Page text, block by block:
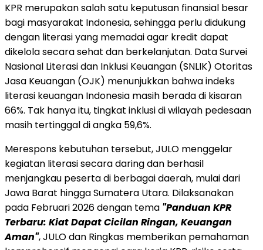
KPR merupakan salah satu keputusan finansial besar
bagi masyarakat Indonesia, sehingga perlu didukung
dengan literasi yang memadai agar kredit dapat
dikelola secara sehat dan berkelanjutan. Data Survei
Nasional Literasi dan Inklusi Keuangan (SNLIK) Otoritas
Jasa Keuangan (OJK) menunjukkan bahwa indeks
literasi keuangan Indonesia masih berada di kisaran
66%. Tak hanya itu, tingkat inklusi di wilayah pedesaan
masih tertinggal di angka 59,6%.
Merespons kebutuhan tersebut, JULO menggelar
kegiatan literasi secara daring dan berhasil
menjangkau peserta di berbagai daerah, mulai dari
Jawa Barat hingga Sumatera Utara. Dilaksanakan
pada Februari 2026 dengan tema "Panduan KPR
Terbaru: Kiat Dapat Cicilan Ringan, Keuangan
Aman", JULO dan Ringkas memberikan pemahaman